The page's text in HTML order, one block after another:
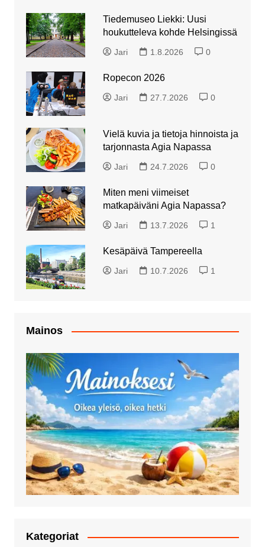
Tiedemuseo Liekki: Uusi
houkutteleva kohde Helsingissä
Jari 1.8.2026 0
Ropecon 2026
Jari 27.7.2026 0
Vielä kuvia ja tietoja hinnoista ja
tarjonnasta Agia Napassa
Jari 24.7.2026 0
Miten meni viimeiset
matkapäiväni Agia Napassa?
Jari 13.7.2026 1
Kesäpäivä Tampereella
Jari 10.7.2026 1
Mainos
Kategoriat